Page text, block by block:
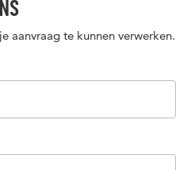
aanvraag te kunnen verwerken.